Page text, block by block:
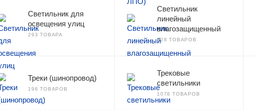
Светильник для
освещения улиц
293 ТОВАРА
Светильник
линейный
влагозащищенный
528 ТОВАРОВ
Треки (шинопровод)
196 ТОВАРОВ
Трековые
светильники
1078 ТОВАРОВ